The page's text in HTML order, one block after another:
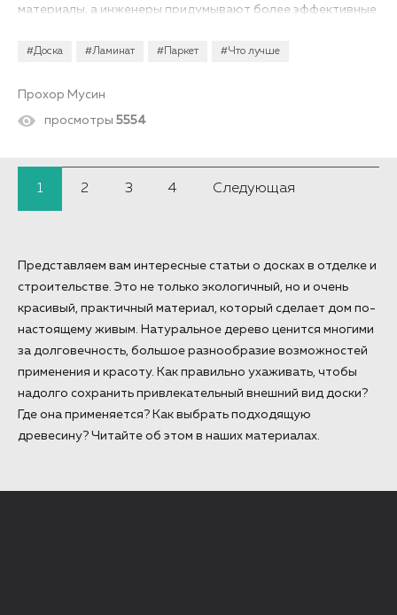
#Доска #Ламинат #Паркет #Что лучше
материалы, а инженеры придумывают более эффективные
доску, а ламинат – результат работы над повышением
какие у них плюсы и минусы? Об этом поговорим в нашей
Прохор Мусин
просмотры 5554
1 2 3 4 Следующая
Представляем вам интересные статьи о досках в отделке и
строительстве. Это не только экологичный, но и очень
красивый, практичный материал, который сделает дом по-
настоящему живым. Натуральное дерево ценится многими
за долговечность, большое разнообразие возможностей
применения и красоту. Как правильно ухаживать, чтобы
надолго сохранить привлекательный внешний вид доски?
Где она применяется? Как выбрать подходящую
древесину? Читайте об этом в наших материалах.